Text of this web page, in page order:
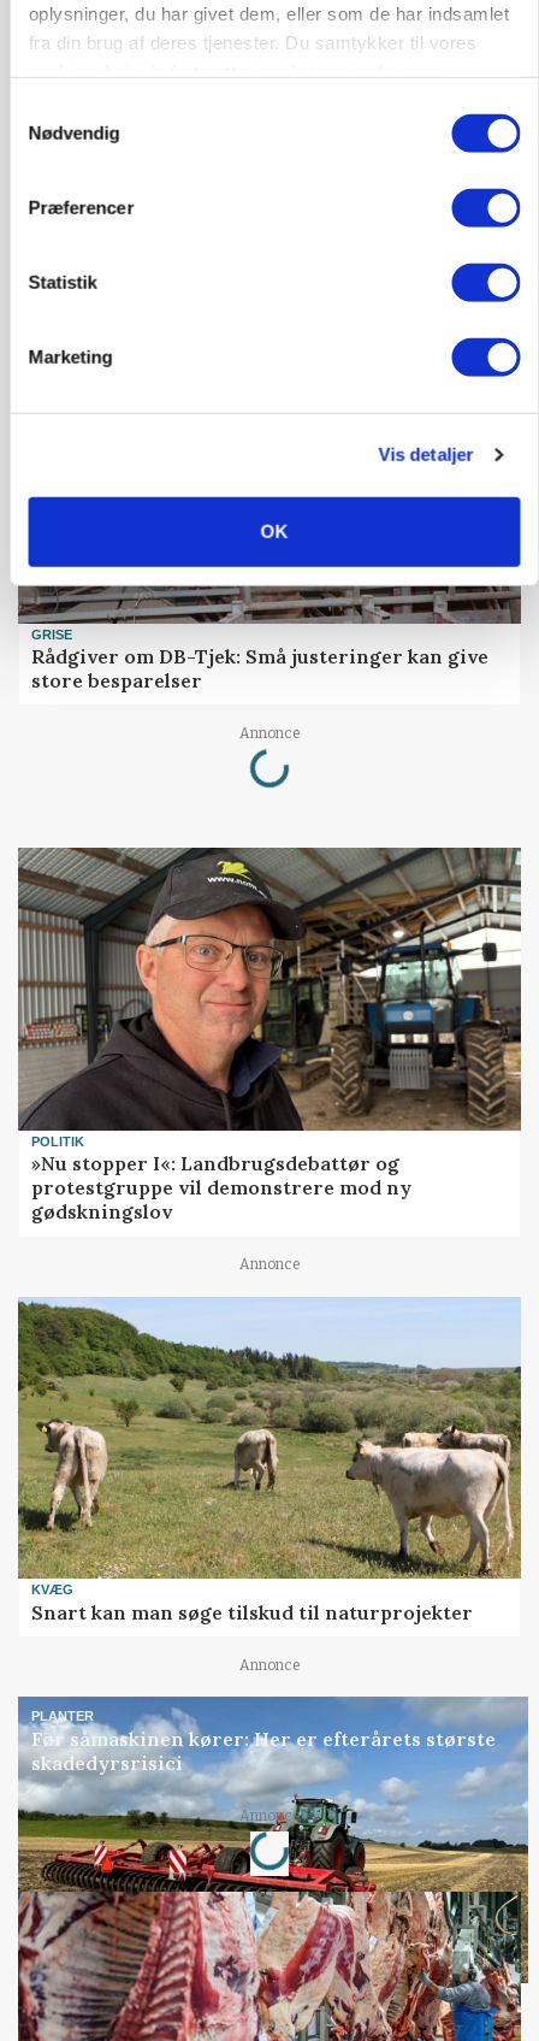
oplysninger, du har givet dem, eller som de har indsamlet
fra din brug af deres tjenester. Du samtykker til vores
Nødvendig
Præferencer
Statistik
Marketing
Vis detaljer
OK
Prisgab på 20 kroner pr. kg vokser: Polsk kylling
GRISE
Rådgiver om DB-Tjek: Små justeringer kan give
store besparelser
Annonce
Loading...
POLITIK
»Nu stopper I«: Landbrugsdebattør og
protestgruppe vil demonstrere mod ny
gødskningslov
Annonce
KVÆG
Snart kan man søge tilskud til naturprojekter
Annonce
PLANTER
Før såmaskinen kører: Her er efterårets største
skadedyrsrisici
Annonce
Loading...